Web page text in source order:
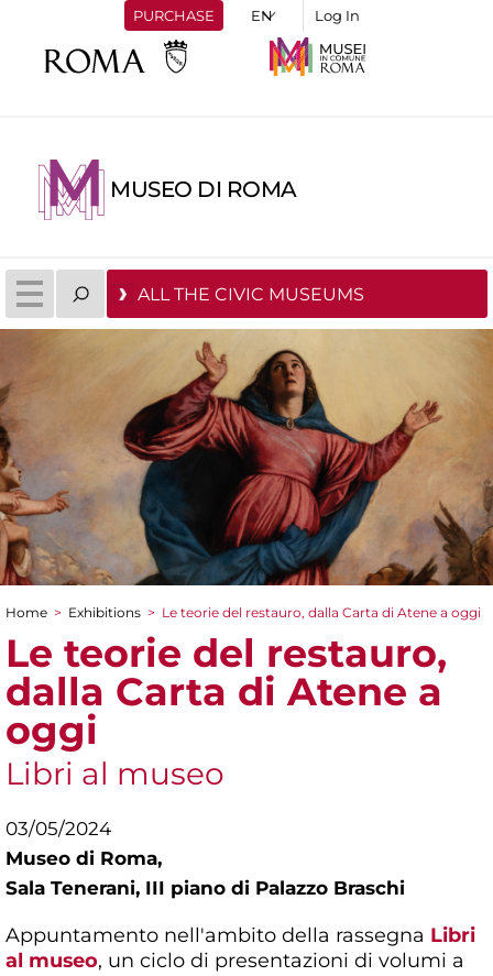
PURCHASE Log In
MUSEO DI ROMA
ALL THE CIVIC MUSEUMS
You are here
Home > Exhibitions > Le teorie del restauro, dalla Carta di Atene a oggi
Le teorie del restauro,
dalla Carta di Atene a
oggi
Libri al museo
03/05/2024
Museo di Roma,
Sala Tenerani, III piano di Palazzo Braschi
Appuntamento nell'ambito della rassegna Libri
al museo, un ciclo di presentazioni di volumi a